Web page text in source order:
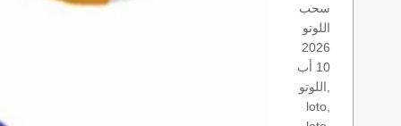
سحب
اللوتو
2026
10 أب
اللوتو,
loto,